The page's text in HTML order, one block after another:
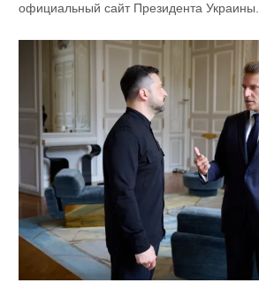
официальный сайт Президента Украины.